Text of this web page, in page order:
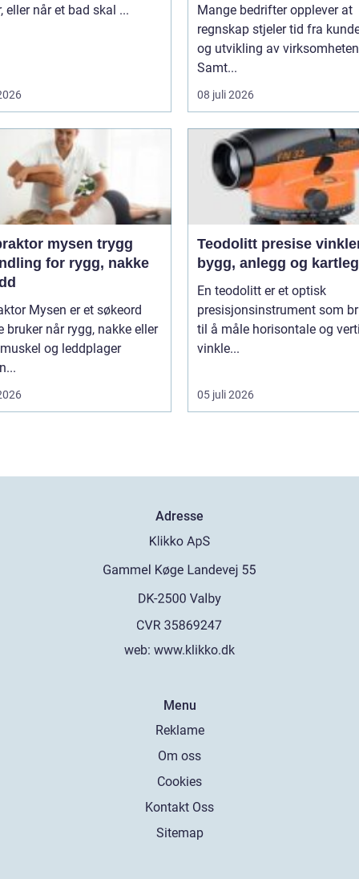
eller når et bad skal ...
Mange bedrifter opplever at
regnskap stjeler tid fra
og utvikling av
Samt...
08 juli 2026
mysen trygg
for rygg, nakke
Mysen er et søkeord
bruker når rygg, nakke eller
og leddplager
Teodolitt presise vinkler for
bygg, anlegg og
En teodolitt er et optisk
presisjonsinstrument som
til å måle horisontale og
vinkle...
05 juli 2026
Adresse
web: www.klikko.dk
Menu
Reklame
Om oss
Cookies
Kontakt Oss
Sitemap